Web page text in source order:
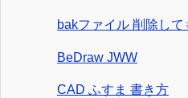
bakファイル 削除して
BeDraw JWW
CAD ふすま 書き方